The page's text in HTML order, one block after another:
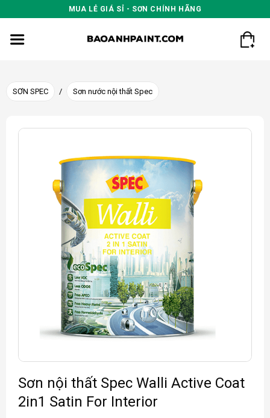
to
content
MUA LẺ GIÁ SỈ - SƠN CHÍNH HÃNG
SƠN SPEC / Sơn nước nội thất Spec
Sơn nội thất Spec Walli Active Coat
2in1 Satin For Interior